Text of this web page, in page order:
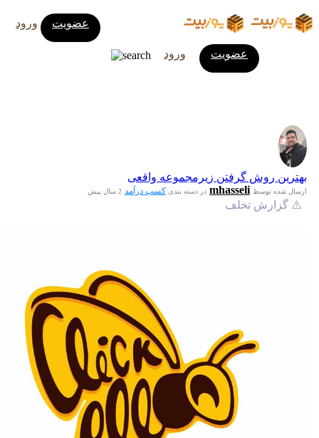
ورود عضویت
ورود عضویت
بهترین روش گرفتن زیرمجموعه واقعی
ارسال شده توسط mhasseli در دسته بندی کسب درآمد 2 سال پیش
⚠️ گزارش تخلف